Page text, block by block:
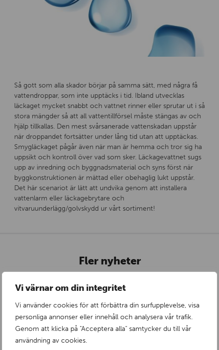
Vi värnar om din integritet
Vi använder cookies för att förbättra din surfupplevelse, visa
personliga annonser eller innehåll och analysera vår trafik.
Genom att klicka på "Acceptera alla" samtycker du till vår
användning av cookies.
Så gott som alla skador börjar på samma sätt, med några få
vattendroppar, som inte upptäcks i tid. Ibland utvecklas
läckaget mycket snabbt och vattnet rinner eller sprutar ut i så
stora mängder så att all vattentillförsel måste stängas av och
hjälp tillkallas. Den mest svårsanerade vattenskadan uppstår
när droppandet fortsätter under lång tid utan att upptäckas.
Smygläckaget pågår även när man är hemma och tror sig ha
uppsikt och kontroll över vad som sker. Läckagevattnet sugs
upp av inredning och byggnadsmaterial och syns först när
byggkonstruktionen är mättad eller obehaglig lukt uppstår.
Det här scenariot är lätt att undvika genom att installera
vattenlarm eller läckagebrytare och
vitvaruunderlägg/golvskydd ur vårt sortiment!
Fler nyheter
ALLA NYHETER
En påminnelse från RISE
...